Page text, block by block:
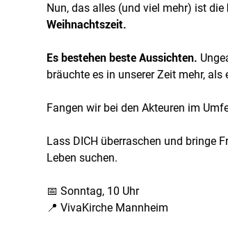
Nun, das alles (und viel mehr) ist die
Weihnachtszeit.
Es bestehen beste Aussichten.
bräuchte es in unserer Zeit mehr,
Fangen wir bei den Akteuren im
Lass DICH überraschen und bringe
Leben suchen.
📅 Sonntag, 10 Uhr
📍 VivaKirche Mannheim